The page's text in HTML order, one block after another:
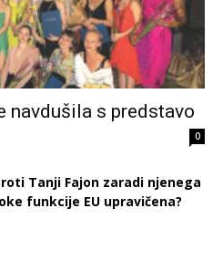
navdušila s predstavo
0
Tanji Fajon zaradi njenega
funkcije EU upravičena?